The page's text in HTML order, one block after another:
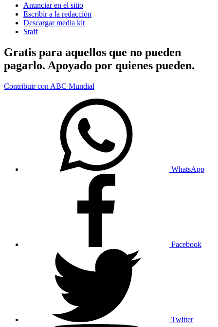
Anunciar en el sitio
Escribir a la redacción
Descargar media kit
Staff
Gratis para aquellos que no pueden
pagarlo. Apoyado por quienes pueden.
Contribuir con ABC Mundial
WhatsApp
Facebook
Twitter